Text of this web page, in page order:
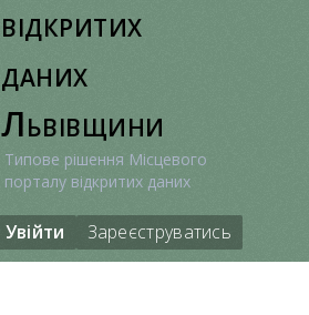
відкритих
даних
Львівщини
Типове рішення Місцевого
порталу відкритих даних
Увійти Зареєструватись